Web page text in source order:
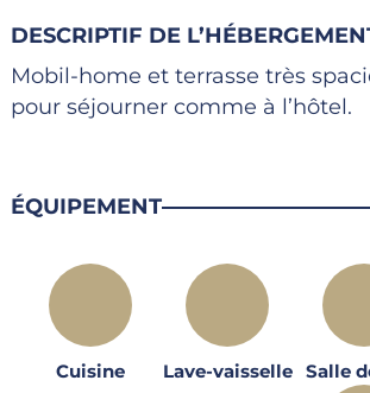
DESCRIPTIF DE
Mobil-home et terrasse très
pour séjourner comme à l’hôtel.
ÉQUIPEMENT
Cuisine Lave-vaisselle Salle